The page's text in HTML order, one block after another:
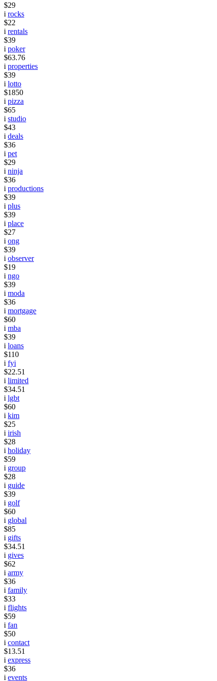
$29
i rocks
$22
i rentals
$39
i poker
$63.76
i properties
$39
i lotto
$1850
i pizza
$65
i studio
$43
i deals
$36
i pet
$29
i ninja
$36
i productions
$39
i plus
$39
i place
$27
i ong
$39
i observer
$19
i ngo
$39
i moda
$36
i mortgage
$60
i mba
$39
i loans
$110
i fyi
$22.51
i limited
$34.51
i lgbt
$60
i kim
$25
i irish
$28
i holiday
$59
i group
$28
i guide
$39
i golf
$60
i global
$85
i gifts
$34.51
i gives
$62
i army
$36
i family
$33
i flights
$59
i fan
$50
i contact
$13.51
i express
$36
i events